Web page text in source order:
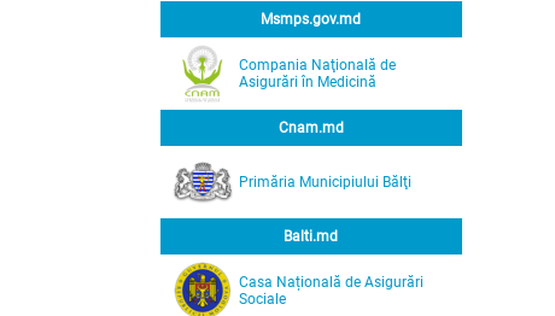
Msmps.gov.md
Compania Naţională de
Asigurări în Medicină
Cnam.md
Primăria Municipiului Bălţi
Balti.md
Casa Națională de Asigurări
Sociale